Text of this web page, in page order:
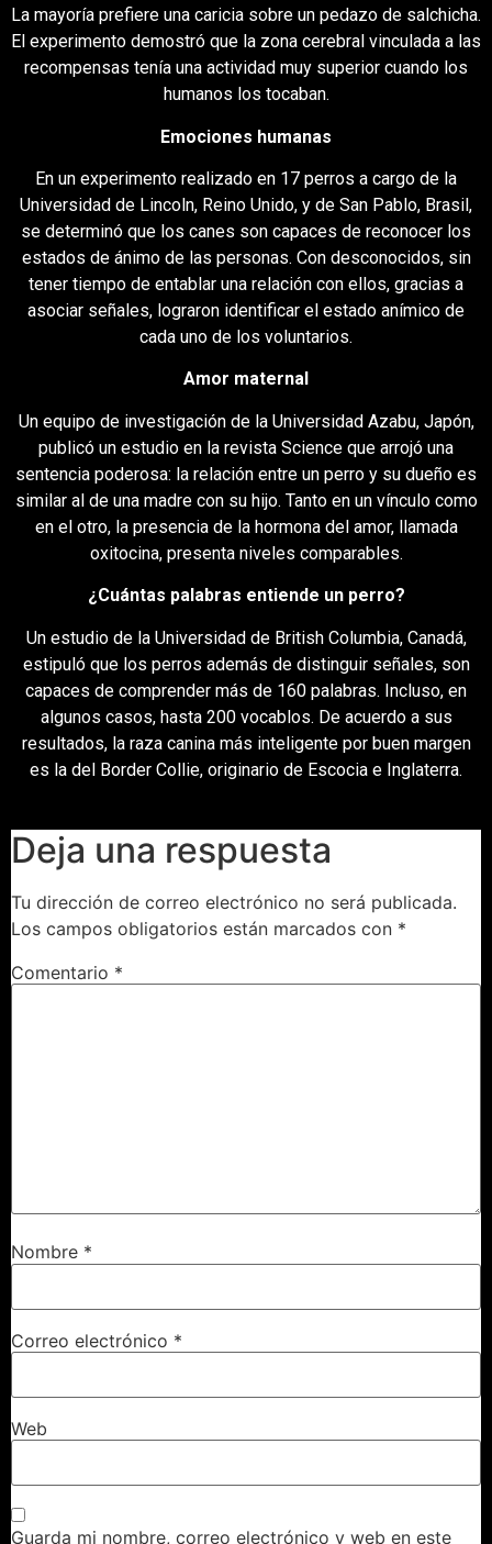
La mayoría prefiere una caricia sobre un pedazo de salchicha.
El experimento demostró que la zona cerebral vinculada a las
recompensas tenía una actividad muy superior cuando los
humanos los tocaban.
Emociones humanas
En un experimento realizado en 17 perros a cargo de la
Universidad de Lincoln, Reino Unido, y de San Pablo, Brasil,
se determinó que los canes son capaces de reconocer los
estados de ánimo de las personas. Con desconocidos, sin
tener tiempo de entablar una relación con ellos, gracias a
asociar señales, lograron identificar el estado anímico de
cada uno de los voluntarios.
Amor maternal
Un equipo de investigación de la Universidad Azabu, Japón,
publicó un estudio en la revista Science que arrojó una
sentencia poderosa: la relación entre un perro y su dueño es
similar al de una madre con su hijo. Tanto en un vínculo como
en el otro, la presencia de la hormona del amor, llamada
oxitocina, presenta niveles comparables.
¿Cuántas palabras entiende un perro?
Un estudio de la Universidad de British Columbia, Canadá,
estipuló que los perros además de distinguir señales, son
capaces de comprender más de 160 palabras. Incluso, en
algunos casos, hasta 200 vocablos. De acuerdo a sus
resultados, la raza canina más inteligente por buen margen
es la del Border Collie, originario de Escocia e Inglaterra.
Deja una respuesta
Tu dirección de correo electrónico no será publicada.
Los campos obligatorios están marcados con *
Comentario *
Nombre *
Correo electrónico *
Web
Guarda mi nombre, correo electrónico y web en este